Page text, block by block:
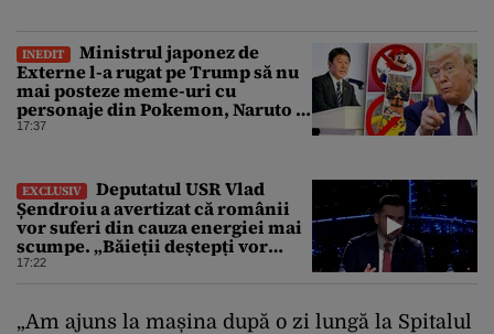
INEDIT
Ministrul japonez de
Externe l-a rugat pe Trump să nu
mai posteze meme-uri cu
personaje din Pokemon, Naruto și
Mario pe platformele social-
17:37
EXCLUSIV
Deputatul USR Vlad
Șendroiu a avertizat că românii
vor suferi din cauza energiei mai
scumpe. „Băieții deștepți vor
specula și după vor crește
17:22
„Am ajuns la mașina după o zi lungă la Spitalul